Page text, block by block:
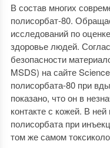
В состав многих
полисорбат-80.
исследований по
здоровье людей.
безопасности
MSDS) на сайте
полисорбата-80 при
показано, что он в
контакте с кожей. В ней
полисорбата при
том же самом